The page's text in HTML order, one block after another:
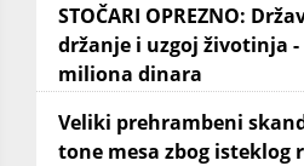
STOČARI OPREZNO:
držanje i uzgoj životinja -
miliona dinara
Veliki prehrambeni
tone mesa zbog isteklog